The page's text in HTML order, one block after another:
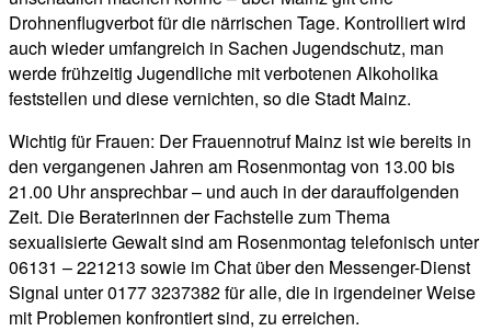
Drohnenflugverbot für die närrischen Tage. Kontrolliert wird
auch wieder umfangreich in Sachen Jugendschutz, man
werde frühzeitig Jugendliche mit verbotenen Alkoholika
feststellen und diese vernichten, so die Stadt Mainz.
Wichtig für Frauen: Der Frauennotruf Mainz ist wie bereits in
den vergangenen Jahren am Rosenmontag von 13.00 bis
21.00 Uhr ansprechbar – und auch in der darauffolgenden
Zeit. Die Beraterinnen der Fachstelle zum Thema
sexualisierte Gewalt sind am Rosenmontag telefonisch unter
06131 – 221213 sowie im Chat über den Messenger-Dienst
Signal unter 0177 3237382 für alle, die in irgendeiner Weise
mit Problemen konfrontiert sind, zu erreichen.